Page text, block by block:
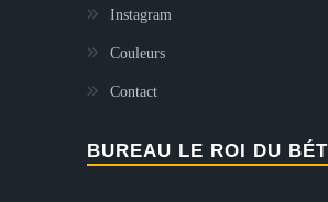
Instagram
Couleurs
Contact
BUREAU LE ROI DU